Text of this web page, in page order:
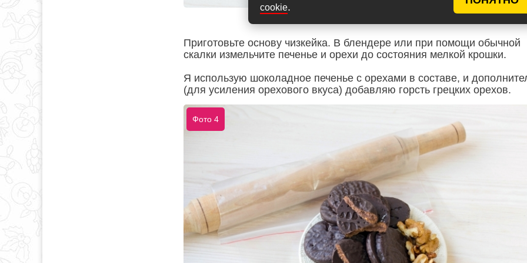
cookie.
Приготовьте основу чизкейка. В блендере или при помощи обычной
скалки измельчите печенье и орехи до состояния мелкой крошки.
Я использую шоколадное печенье с орехами в составе, и
(для усиления орехового вкуса) добавляю горсть грецких орехов.
Фото 4